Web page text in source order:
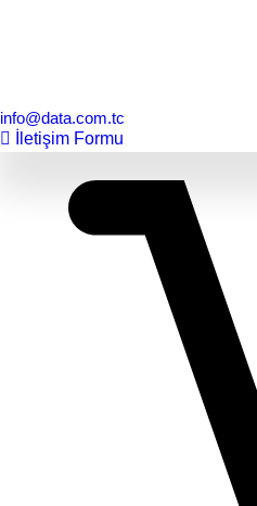
info@data.com.tc
İletişim Formu